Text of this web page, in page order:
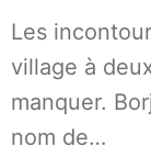
Les
village à
manquer.
nom de…